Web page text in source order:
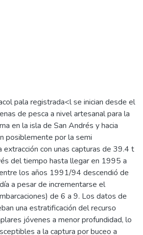
pala registrada<l se inician desde el
de pesca a nivel artesanal para la
en la isla de San Andrés y hacia
posiblemente por la semi
extracción con unas capturas de 39.4 t
del tiempo hasta llegar en 1995 a
los años 1991/94 descendió de
a pesar de incrementarse el
de 6 a 9. Los datos de
una estratificación del recurso
jóvenes a menor profundidad, lo
a la captura por buceo a